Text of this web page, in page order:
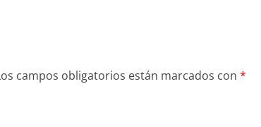
campos obligatorios están marcados con *